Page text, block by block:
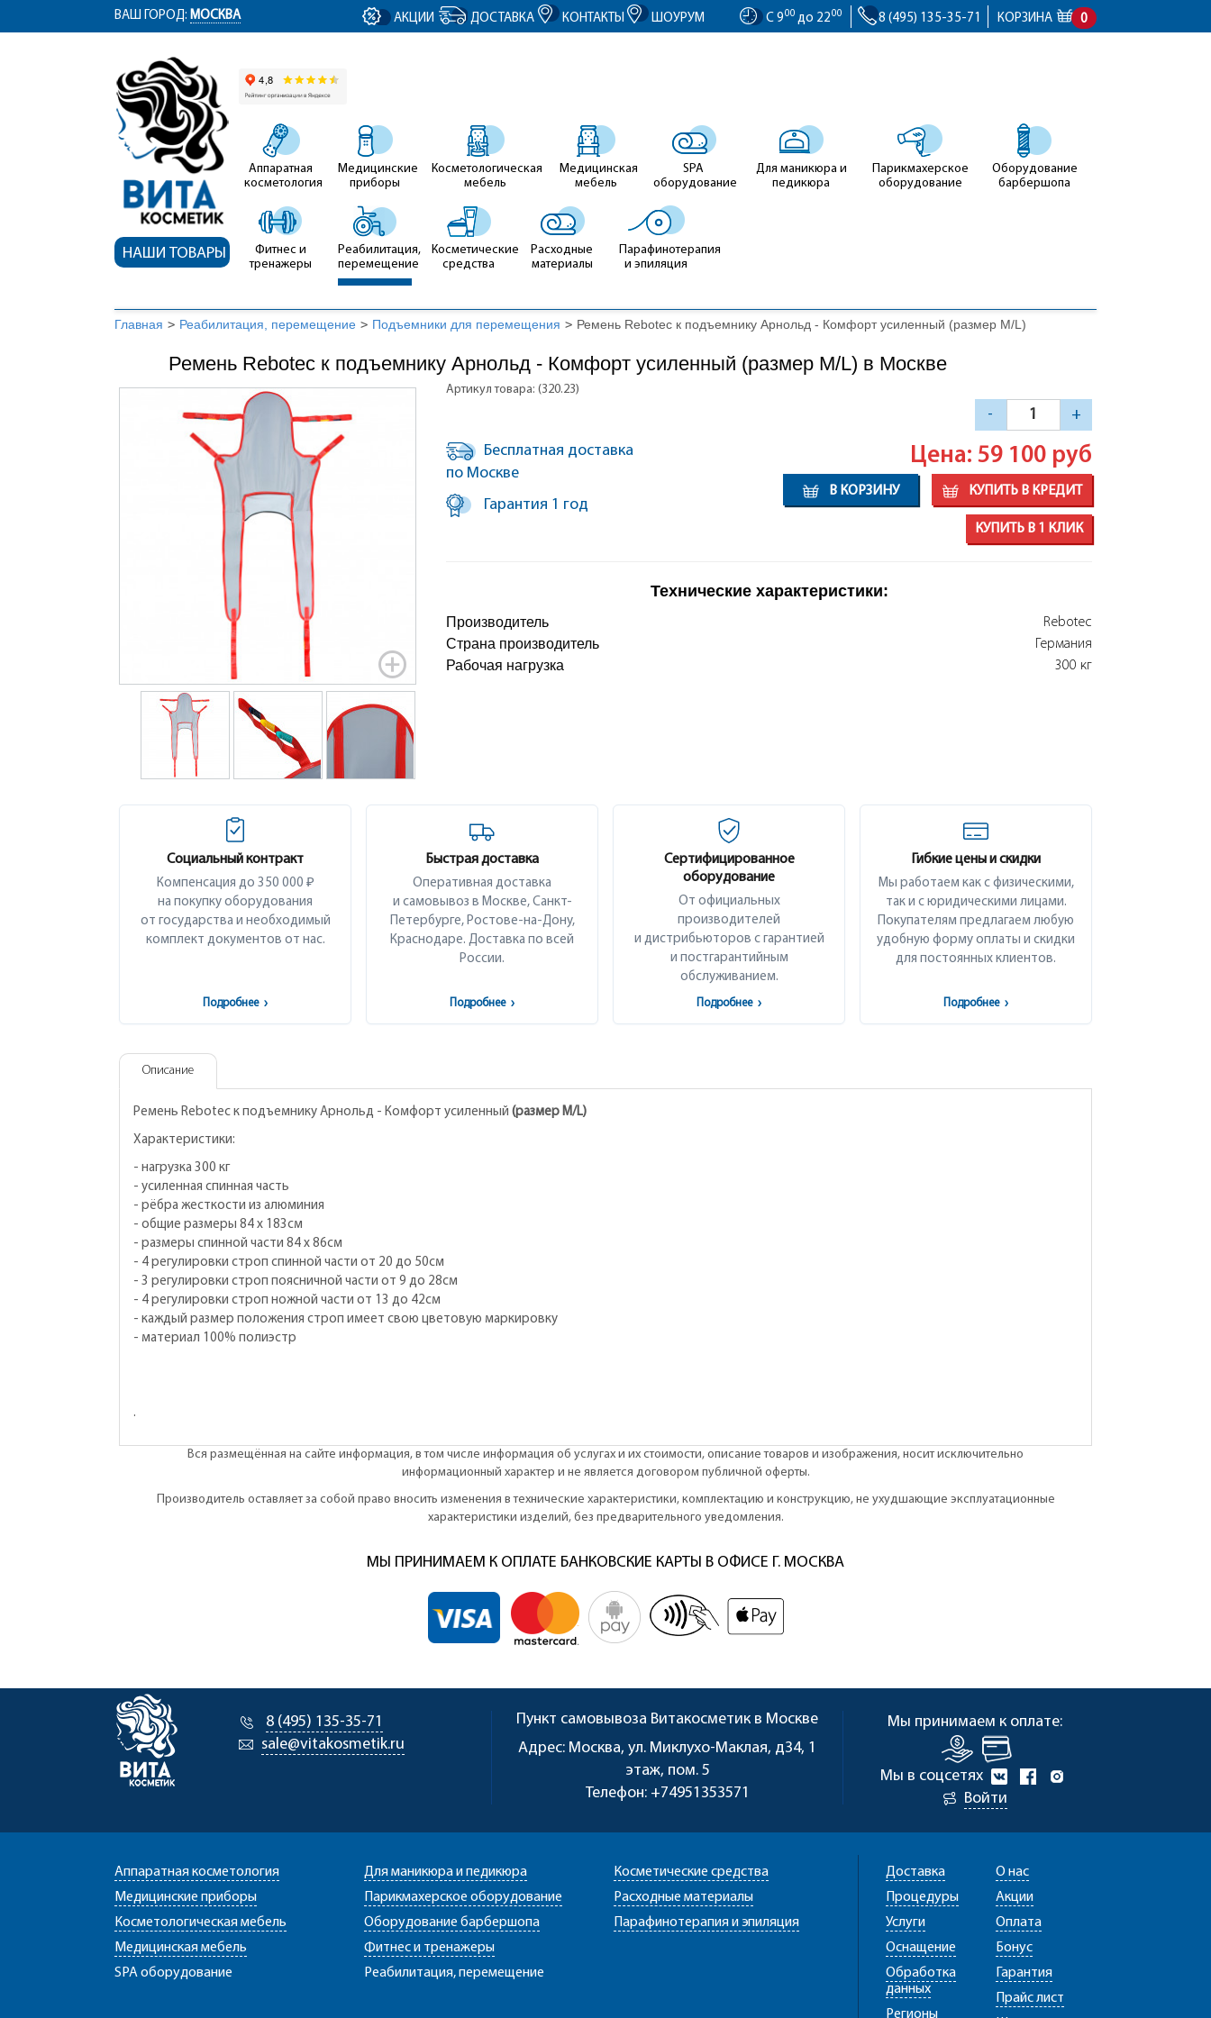
ym(12767704, 'getClientID', function(clientID) { document.getElementById('clientID').value = clientID; });
ВАШ ГОРОД: МОСКВА АКЦИИ ДОСТАВКА КОНТАКТЫ ШОУРУМ С 900 до 2200 8 (495) 135-35-71 КОРЗИНА 0
НАШИ ТОВАРЫ
Аппаратная
косметология
Медицинские
приборы
Косметологическая
мебель
Медицинская
мебель
SPA
оборудование
Для маникюра и
педикюра
Парикмахерское
оборудование
Оборудование
барбершопа
Фитнес и
тренажеры
Реабилитация,
перемещение
Косметические
средства
Расходные
материалы
Парафинотерапия
и эпиляция
Главная > Реабилитация, перемещение > Подъемники для перемещения > Ремень Rebotec к подъемнику Арнольд - Комфорт усиленный (размер M/L)
Ремень Rebotec к подъемнику Арнольд - Комфорт усиленный (размер M/L) в Москве
Артикул товара: (320.23)
- +
Бесплатная доставка
по Москве
Гарантия 1 год
Цена: 59 100 руб
В КОРЗИНУ КУПИТЬ В КРЕДИТ
КУПИТЬ В 1 КЛИК
Технические характеристики:
Производитель Rebotec
Страна производитель Германия
Рабочая нагрузка 300 кг
Социальный контракт
Компенсация до 350 000 ₽
на покупку оборудования
от государства и необходимый
комплект документов от нас.
Подробнее ›
Быстрая доставка
Оперативная доставка
и самовывоз в Москве, Санкт-
Петербурге, Ростове-на-Дону,
Краснодаре. Доставка по всей
России.
Подробнее ›
Сертифицированное
оборудование
От официальных
производителей
и дистрибьюторов с гарантией
и постгарантийным
обслуживанием.
Подробнее ›
Гибкие цены и скидки
Мы работаем как с физическими,
так и с юридическими лицами.
Покупателям предлагаем любую
удобную форму оплаты и скидки
для постоянных клиентов.
Подробнее ›
Описание
Ремень Rebotec к подъемнику Арнольд - Комфорт усиленный (размер M/L)
Характеристики:
- нагрузка 300 кг
- усиленная спинная часть
- рёбра жесткости из алюминия
- общие размеры 84 х 183см
- размеры спинной части 84 х 86см
- 4 регулировки строп спинной части от 20 до 50см
- 3 регулировки строп поясничной части от 9 до 28см
- 4 регулировки строп ножной части от 13 до 42см
- каждый размер положения строп имеет свою цветовую маркировку
- материал 100% полиэстр
.
Вся размещённая на сайте информация, в том числе информация об услугах и их стоимости, описание товаров и изображения, носит исключительно
информационный характер и не является договором публичной оферты.
Производитель оставляет за собой право вносить изменения в технические характеристики, комплектацию и конструкцию, не ухудшающие эксплуатационные
характеристики изделий, без предварительного уведомления.
МЫ ПРИНИМАЕМ К ОПЛАТЕ БАНКОВСКИЕ КАРТЫ В ОФИСЕ Г. МОСКВА
8 (495) 135-35-71
sale@vitakosmetik.ru
Пункт самовывоза Витакосметик в Москве
Адрес: Москва, ул. Миклухо-Маклая, д34, 1
этаж, пом. 5
Телефон: +74951353571
Мы принимаем к оплате:
Мы в соцсетях
Войти
Аппаратная косметология
Медицинские приборы
Косметологическая мебель
Медицинская мебель
SPA оборудование
Для маникюра и педикюра
Парикмахерское оборудование
Оборудование барбершопа
Фитнес и тренажеры
Реабилитация, перемещение
Косметические средства
Расходные материалы
Парафинотерапия и эпиляция
Доставка
Процедуры
Услуги
Оснащение
Обработка
данных
Регионы
О нас
Акции
Оплата
Бонус
Гарантия
Прайс лист